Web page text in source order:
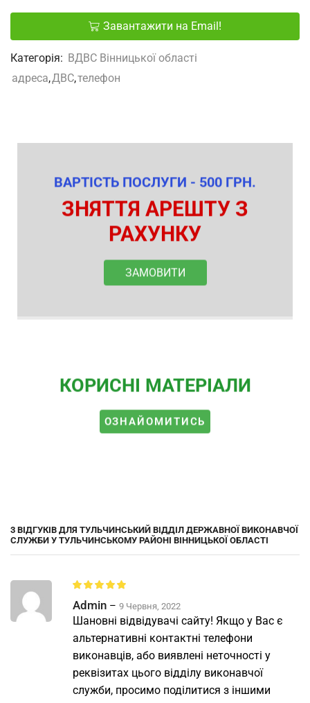
Завантажити на Email!
Категорія: ВДВС Вінницької області
адреса,ДВС,телефон
ВАРТІСТЬ ПОСЛУГИ - 500 ГРН.
ЗНЯТТЯ АРЕШТУ З
РАХУНКУ
ЗАМОВИТИ
КОРИСНІ МАТЕРІАЛИ
ОЗНАЙОМИТИСЬ
3 ВІДГУКІВ ДЛЯ ТУЛЬЧИНСЬКИЙ ВІДДІЛ ДЕРЖАВНОЇ ВИКОНАВЧОЇ
СЛУЖБИ У ТУЛЬЧИНСЬКОМУ РАЙОНІ ВІННИЦЬКОЇ ОБЛАСТІ
Admin – 9 Червня, 2022
Шановні відвідувачі сайту! Якщо у Вас є
альтернативні контактні телефони
виконавців, або виявлені неточності у
реквізитах цього відділу виконавчої
служби, просимо поділитися з іншими